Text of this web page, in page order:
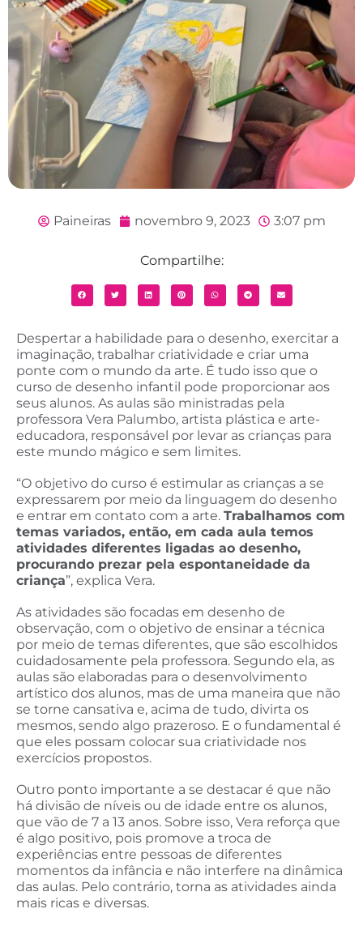
Paineiras novembro 9, 2023 3:07 pm
Compartilhe:
Despertar a habilidade para o desenho, exercitar a
imaginação, trabalhar criatividade e criar uma
ponte com o mundo da arte. É tudo isso que o
curso de desenho infantil pode proporcionar aos
seus alunos. As aulas são ministradas pela
professora Vera Palumbo, artista plástica e arte-
educadora, responsável por levar as crianças para
este mundo mágico e sem limites.
“O objetivo do curso é estimular as crianças a se
expressarem por meio da linguagem do desenho
e entrar em contato com a arte. Trabalhamos com
temas variados, então, em cada aula temos
atividades diferentes ligadas ao desenho,
procurando prezar pela espontaneidade da
criança”, explica Vera.
As atividades são focadas em desenho de
observação, com o objetivo de ensinar a técnica
por meio de temas diferentes, que são escolhidos
cuidadosamente pela professora. Segundo ela, as
aulas são elaboradas para o desenvolvimento
artístico dos alunos, mas de uma maneira que não
se torne cansativa e, acima de tudo, divirta os
mesmos, sendo algo prazeroso. E o fundamental é
que eles possam colocar sua criatividade nos
exercícios propostos.
Outro ponto importante a se destacar é que não
há divisão de níveis ou de idade entre os alunos,
que vão de 7 a 13 anos. Sobre isso, Vera reforça que
é algo positivo, pois promove a troca de
experiências entre pessoas de diferentes
momentos da infância e não interfere na dinâmica
das aulas. Pelo contrário, torna as atividades ainda
mais ricas e diversas.